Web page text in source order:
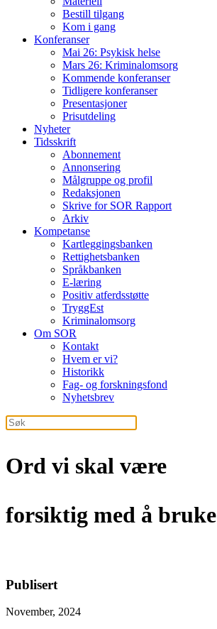
Bestill tilgang
Kom i gang
Konferanser
Mai 26: Psykisk helse
Mars 26: Kriminal­omsorg
Kommende konferanser
Tidligere konferanser
Presentasjoner
Prisutdeling
Nyheter
Tidsskrift
Abonnement
Annonsering
Målgruppe og profil
Redaksjonen
Skrive for SOR Rapport
Arkiv
Kompetanse
Kartleggingsbanken
Rettighetsbanken
Språkbanken
E-læring
Positiv atferdsstøtte
TryggEst
Kriminalomsorg
Om SOR
Kontakt
Hvem er vi?
Historikk
Fag- og forskningsfond
Nyhetsbrev
Ord vi skal være
forsiktig med å bruke
Publisert
November, 2024